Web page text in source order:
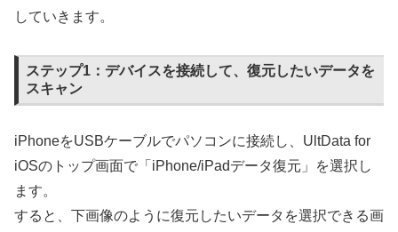
していきます。
ステップ1：デバイスを接続して、復元したいデータを
スキャン
iPhoneをUSBケーブルでパソコンに接続し、UltData for
iOSのトップ画面で「iPhone/iPadデータ復元」を選択し
ます。
すると、下画像のように復元したいデータを選択できる画